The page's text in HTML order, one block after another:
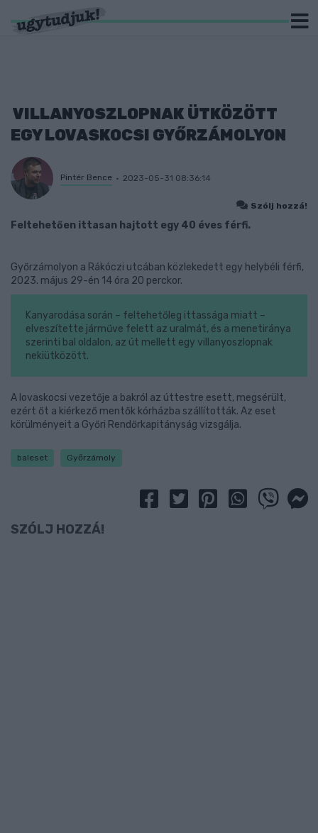
VILLANYOSZLOPNAK ÜTKÖZÖTT
EGY LOVASKOCSI GYŐRZÁMOLYON
Pintér Bence 2023-05-31 08:36:14
Szólj hozzá!
Feltehetően ittasan hajtott egy 40 éves férfi.
Győrzámolyon a Rákóczi utcában közlekedett egy helybéli férfi,
2023. május 29-én 14 óra 20 perckor.
Kanyarodása során – feltehetőleg ittassága miatt –
elveszítette járműve felett az uralmát, és a menetiránya
szerinti bal oldalon, az út mellett egy villanyoszlopnak
nekiütközött.
A lovaskocsi vezetője a bakról az úttestre esett, megsérült,
ezért őt a kiérkező mentők kórházba szállították. Az eset
körülményeit a Győri Rendőrkapitányság vizsgálja.
baleset Győrzámoly
SZÓLJ HOZZÁ!